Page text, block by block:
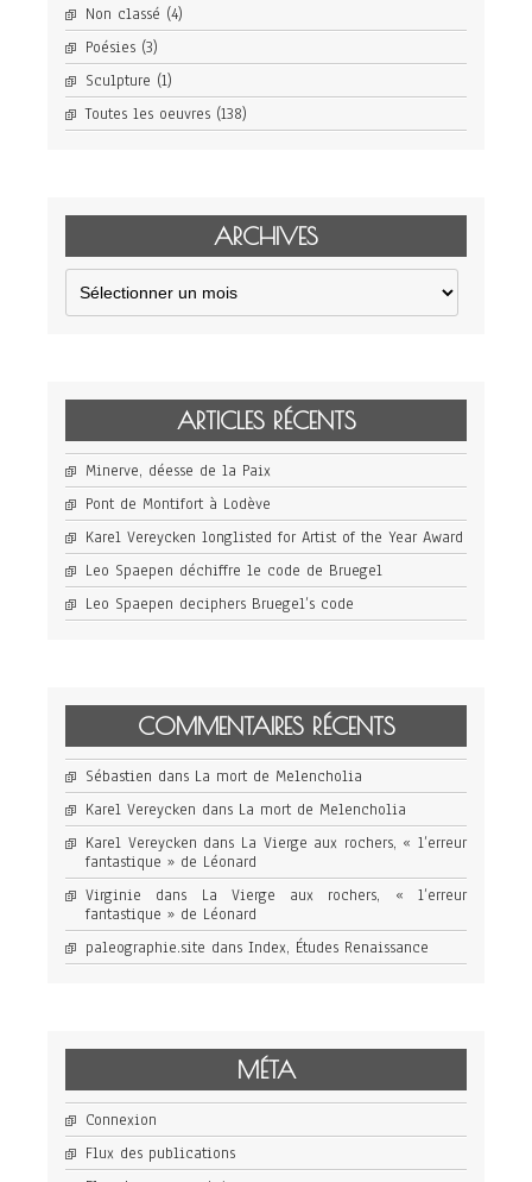
Non classé (4)
Poésies (3)
Sculpture (1)
Toutes les oeuvres (138)
ARCHIVES
Archives
ARTICLES RÉCENTS
Minerve, déesse de la Paix
Pont de Montifort à Lodève
Karel Vereycken longlisted for Artist of the Year Award
Leo Spaepen déchiffre le code de Bruegel
Leo Spaepen deciphers Bruegel’s code
COMMENTAIRES RÉCENTS
Sébastien dans La mort de Melencholia
Karel Vereycken dans La mort de Melencholia
Karel Vereycken dans La Vierge aux rochers, « l’erreur
fantastique » de Léonard
Virginie dans La Vierge aux rochers, « l’erreur
fantastique » de Léonard
paleographie.site dans Index, Études Renaissance
MÉTA
Connexion
Flux des publications